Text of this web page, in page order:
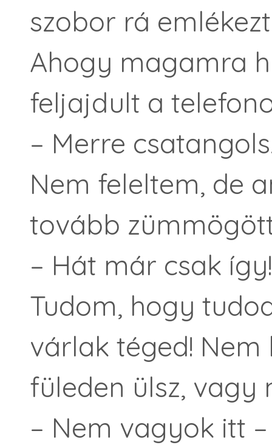
szobor rá
Ahogy magamra
feljajdult a
– Merre
Nem feleltem, de
tovább
– Hát már csak
Tudom, hogy
várlak téged! Nem
füleden ülsz, vagy
– Nem vagyok itt